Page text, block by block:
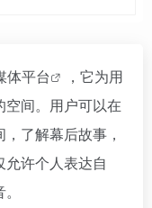
体平台
，它为用
空间。用户可以在
了解幕后故事，
许个人表达自